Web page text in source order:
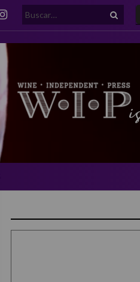
Buscar: